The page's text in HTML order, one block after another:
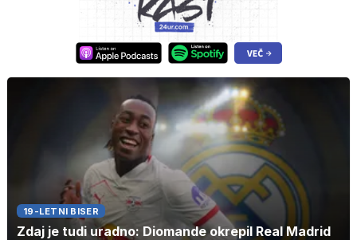
19-LETNI BISER
Zdaj je tudi uradno: Diomande okrepil Real Madrid